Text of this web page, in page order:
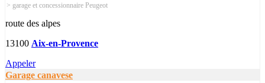
> garage et concessionnaire Peugeot
route des alpes
13100 Aix-en-Provence
Appeler
Garage canavese